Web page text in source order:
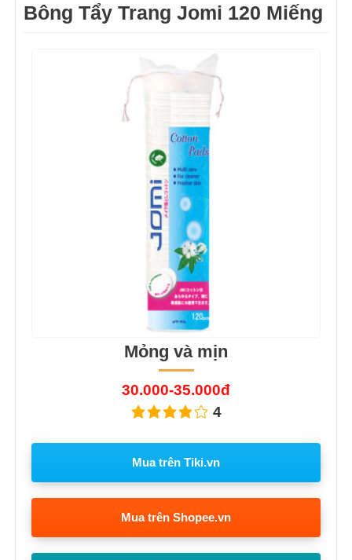
Bông Tẩy Trang Jomi 120 Miếng
Mỏng và mịn
30.000-35.000đ
4
Mua trên Tiki.vn
Mua trên Shopee.vn